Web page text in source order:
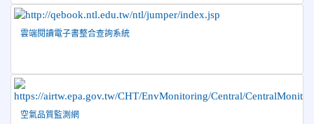
齡游泳錦標賽榮獲佳績！
2026-06-02
榮譽
賀 本校跆拳道隊參加 115年花蓮縣「縣
2026-05-03
Show and Tell榮獲佳績
2026-04-30 國稅局「114年度綜合所得稅結算申報」宣導內
雲端閱讀電子書整合查詢系統
空氣品質監測網